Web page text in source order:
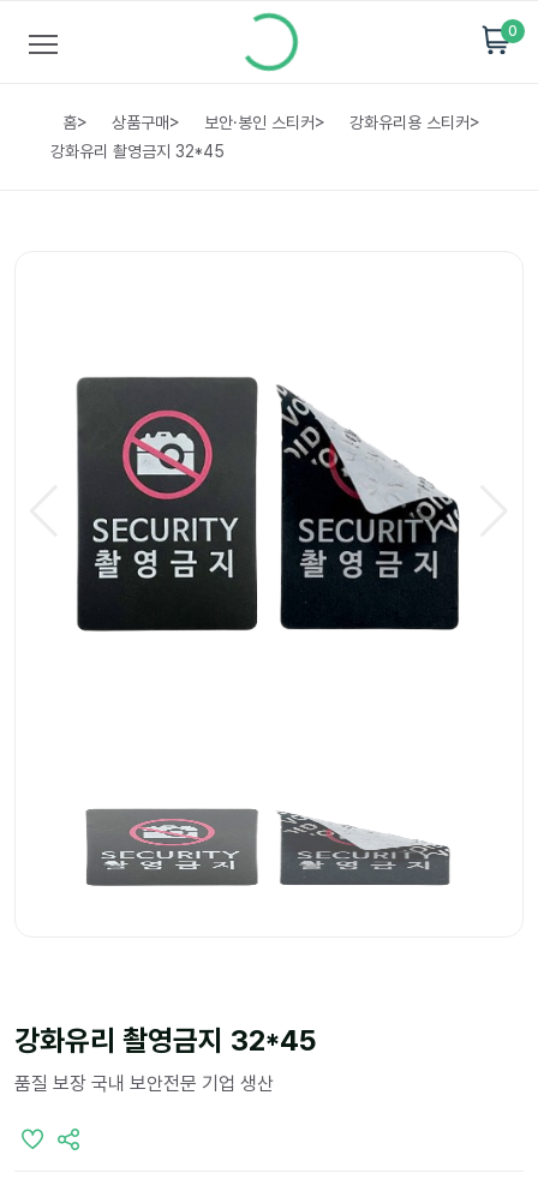
0
홈> 상품구매> 보안·봉인 스티커> 강화유리용 스티커>
강화유리 촬영금지 32*45
강화유리 촬영금지 32*45
품질 보장 국내 보안전문 기업 생산